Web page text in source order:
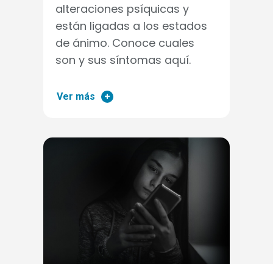
alteraciones psíquicas y
están ligadas a los estados
de ánimo. Conoce cuales
son y sus síntomas aquí.
Ver más